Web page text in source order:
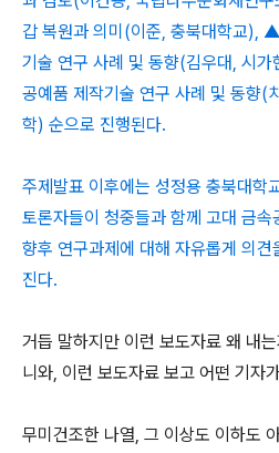
갑 복원과 의미(이준, 충북대학교),
기술 연구 사례 및 동향(김우대, 시
공예품 제작기술 연구 사례 및 동향
학) 순으로 진행된다.
주제발표 이후에는 성정용 충북대학
토론자들이 청중들과 함께 고대 금속
향후 연구과제에 대해 자유롭게 의
진다.
거듭 말하지만 이런 보도자료 왜 내
니와, 이런 보도자료 보고 어떤 기자
무미건조한 나열, 그 이상도 이하도